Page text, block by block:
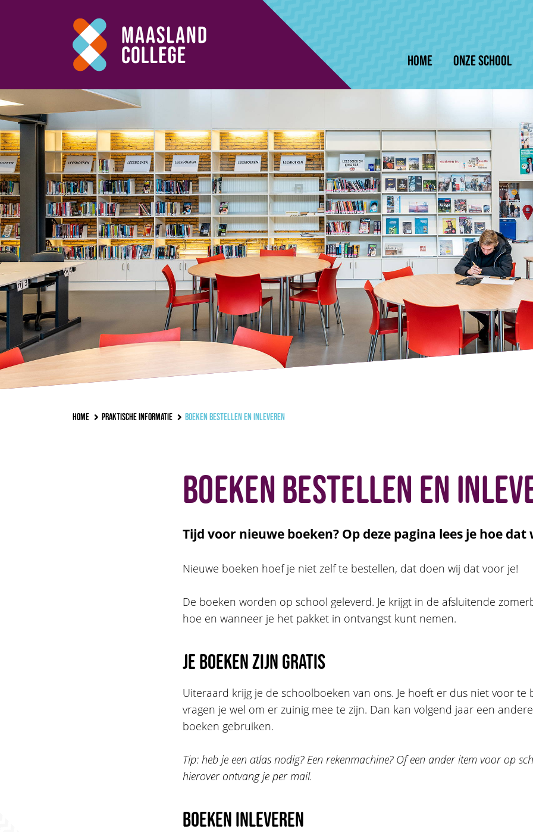
Home Onze school
Home Praktische informatie Boeken bestellen en inleveren
Boeken bestellen en
Tijd voor nieuwe boeken? Op deze pagina lees je hoe
Nieuwe boeken hoef je niet zelf te bestellen, dat doen wij dat voor je!
De boeken worden op school geleverd. Je krijgt in de afsluitende
hoe en wanneer je het pakket in ontvangst kunt nemen.
Je boeken zijn gratis
Uiteraard krijg je de schoolboeken van ons. Je hoeft er dus niet voor te
vragen je wel om er zuinig mee te zijn. Dan kan volgend jaar een
boeken gebruiken.
Tip: heb je een atlas nodig? Een rekenmachine? Of een ander item voor op
hierover ontvang je per mail.
Boeken inleveren